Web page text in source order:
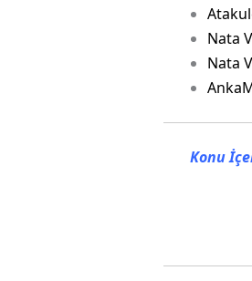
Nata
Nata
Konu